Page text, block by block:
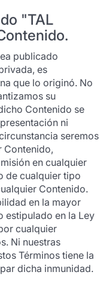
"TAL
publicado
es
que lo originó. No
su
Contenido se
ni
seremos
Contenido,
en cualquier
de cualquier tipo
Contenido.
en la mayor
estipulado en la Ley
cualquier
Ni nuestras
Términos tiene la
dicha inmunidad.